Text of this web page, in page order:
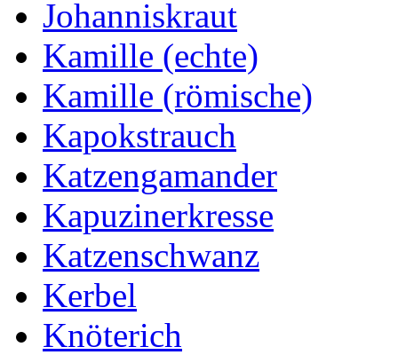
Johanniskraut
Kamille (echte)
Kamille (römische)
Kapokstrauch
Katzengamander
Kapuzinerkresse
Katzenschwanz
Kerbel
Knöterich